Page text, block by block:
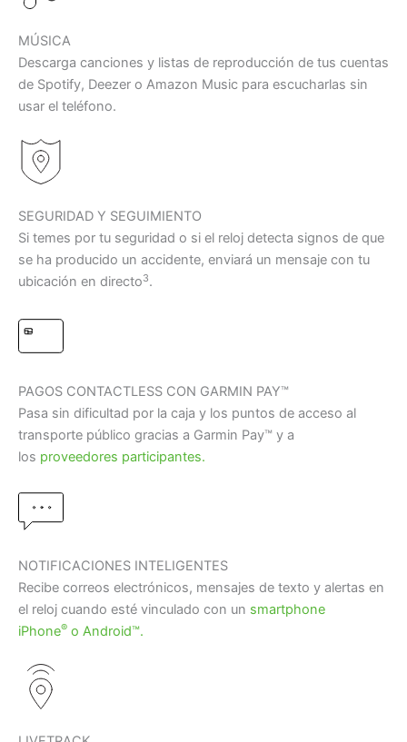
MÚSICA
Descarga canciones y listas de reproducción de tus cuentas
de Spotify, Deezer o Amazon Music para escucharlas sin
usar el teléfono.
SEGURIDAD Y SEGUIMIENTO
Si temes por tu seguridad o si el reloj detecta signos de que
se ha producido un accidente, enviará un mensaje con tu
ubicación en directo3.
PAGOS CONTACTLESS CON GARMIN PAY™
Pasa sin dificultad por la caja y los puntos de acceso al
transporte público gracias a Garmin Pay™ y a
los proveedores participantes.
NOTIFICACIONES INTELIGENTES
Recibe correos electrónicos, mensajes de texto y alertas en
el reloj cuando esté vinculado con un smartphone
iPhone® o Android™.